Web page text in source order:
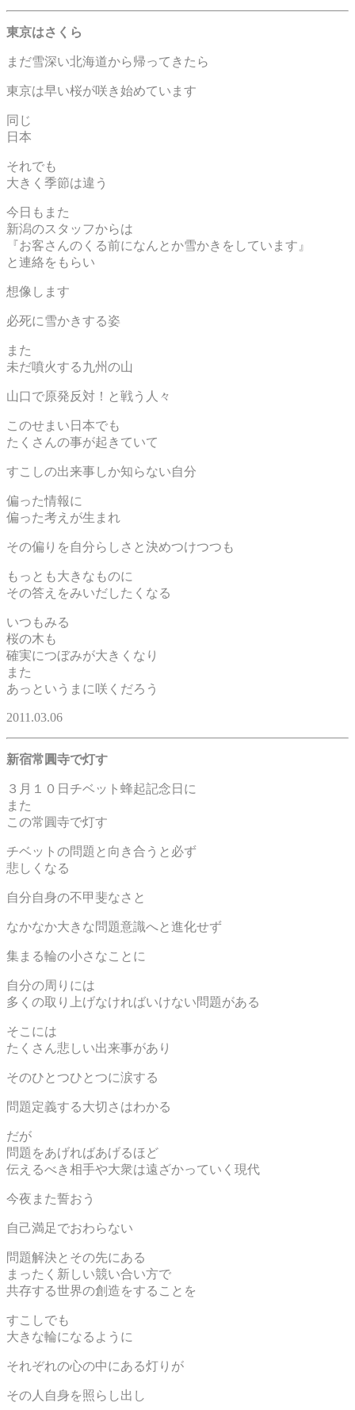
東京はさくら
まだ雪深い北海道から帰ってきたら
東京は早い桜が咲き始めています
同じ
日本
それでも
大きく季節は違う
今日もまた
新潟のスタッフからは
『お客さんのくる前になんとか雪かきをしています』
と連絡をもらい
想像します
必死に雪かきする姿
また
未だ噴火する九州の山
山口で原発反対！と戦う人々
このせまい日本でも
たくさんの事が起きていて
すこしの出来事しか知らない自分
偏った情報に
偏った考えが生まれ
その偏りを自分らしさと決めつけつつも
もっとも大きなものに
その答えをみいだしたくなる
いつもみる
桜の木も
確実につぼみが大きくなり
また
あっというまに咲くだろう
2011.03.06
新宿常圓寺で灯す
３月１０日チベット蜂起記念日に
また
この常圓寺で灯す
チベットの問題と向き合うと必ず
悲しくなる
自分自身の不甲斐なさと
なかなか大きな問題意識へと進化せず
集まる輪の小さなことに
自分の周りには
多くの取り上げなければいけない問題がある
そこには
たくさん悲しい出来事があり
そのひとつひとつに涙する
問題定義する大切さはわかる
だが
問題をあげればあげるほど
伝えるべき相手や大衆は遠ざかっていく現代
今夜また誓おう
自己満足でおわらない
問題解決とその先にある
まったく新しい競い合い方で
共存する世界の創造をすることを
すこしでも
大きな輪になるように
それぞれの心の中にある灯りが
その人自身を照らし出し